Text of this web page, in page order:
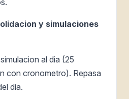
y simulaciones
al dia (25
con cronometro). Repasa
dia.